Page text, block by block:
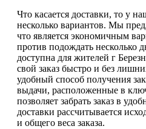
Что касается доставки, то у
несколько вариантов. Мы
что является экономичным
против подождать несколько
доступна для жителей г
свой заказ быстро и без
удобный способ получения
выдачи, расположенные в
позволяет забрать заказ в
доставки рассчитывается
и общего веса заказа.